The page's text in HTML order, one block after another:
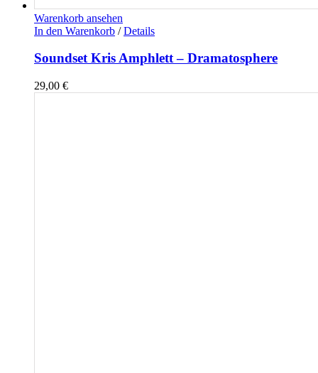
Warenkorb ansehen
In den Warenkorb / Details
Soundset Kris Amphlett – Dramatosphere
29,00 €